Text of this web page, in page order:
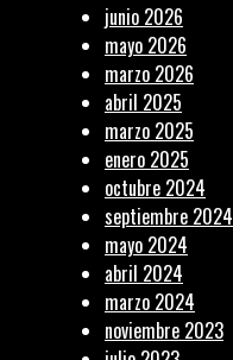
junio 2026
mayo 2026
marzo 2026
abril 2025
marzo 2025
enero 2025
octubre 2024
septiembre 2024
mayo 2024
abril 2024
marzo 2024
noviembre 2023